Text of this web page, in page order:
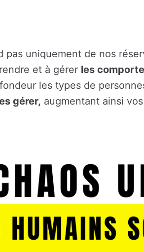
pas uniquement de nos
et à gérer les
les types de
gérer, augmentant ainsi